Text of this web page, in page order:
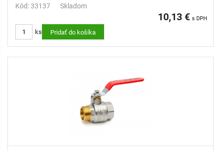
Kód: 33137 Skladom
10,13 € s DPH
ks Pridať do košíka